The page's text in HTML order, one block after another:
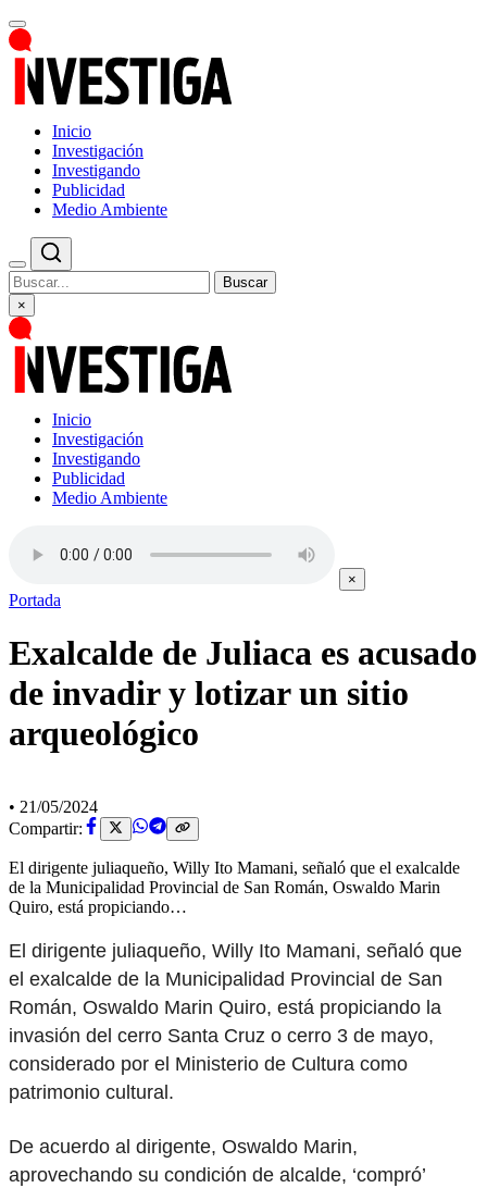
Inicio
Investigación
Investigando
Publicidad
Medio Ambiente
Buscar
×
Inicio
Investigación
Investigando
Publicidad
Medio Ambiente
×
Portada
Exalcalde de Juliaca es acusado
de invadir y lotizar un sitio
arqueológico
• 21/05/2024
Compartir:
El dirigente juliaqueño, Willy Ito Mamani, señaló que el exalcalde
de la Municipalidad Provincial de San Román, Oswaldo Marin
Quiro, está propiciando…
El dirigente juliaqueño, Willy Ito Mamani, señaló que
el exalcalde de la Municipalidad Provincial de San
Román, Oswaldo Marin Quiro, está propiciando la
invasión del cerro Santa Cruz o cerro 3 de mayo,
considerado por el Ministerio de Cultura como
patrimonio cultural.
De acuerdo al dirigente, Oswaldo Marin,
aprovechando su condición de alcalde, ‘compró’